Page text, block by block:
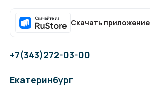
Скачать приложение
+7(343)272-03-00
Екатеринбург